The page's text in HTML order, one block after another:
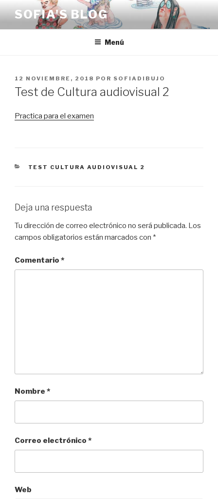
contenido
SOFIA'S BLOG
Menú
PUBLICADO
EL
12 NOVIEMBRE, 2018 POR SOFIADIBUJO
Test de Cultura audiovisual 2
Practica para el examen
CATEGORÍAS
TEST CULTURA AUDIOVISUAL 2
Deja una respuesta
Tu dirección de correo electrónico no será publicada. Los
campos obligatorios están marcados con *
Comentario *
Nombre *
Correo electrónico *
Web